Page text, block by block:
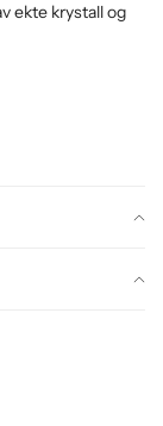
ekte krystall og